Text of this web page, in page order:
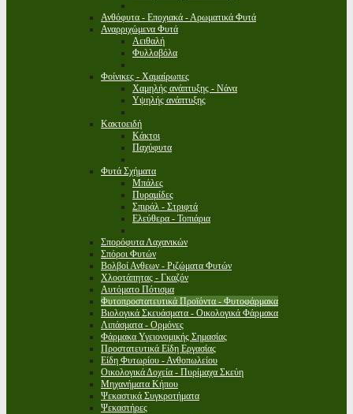
Ανθόφυτα - Εποχιακά - Αρωματικά Φυτά
Αναρριχώμενα Φυτά
Αειθαλή
Φυλλοβόλα
Φοίνικες - Χαμαίρωπες
Χαμηλής ανάπτυξης - Νάνα
Υψηλής ανάπτυξης
Κακτοειδή
Κάκτοι
Παχύφυτα
Φυτά Σχήματα
Μπάλες
Πυραμίδες
Σπιράλ - Στριφτά
Ελεύθερα - Τοπιάρια
Σπορόφυτα Λαχανικών
Σπόροι Φυτών
Βολβοί Ανθεων - Ριζώματα Φυτών
Χλοοτάπητας - Γκαζόν
Αυτόματο Πότισμα
Φυτοπροστατευτικά Προϊόντα - Φυτοφάρμακα
Βιολογικά Σκευάσματα - Οικολογικά Φάρμακα
Λιπάσματα - Ορμόνες
Φάρμακα Υγειονομικής Σημασίας
Προστατευτικά Είδη Εργασίας
Είδη Φυτωρίου - Ανθοπωλείου
Οικολογικά Δοχεία - Πυρίμαχα Σκεύη
Μηχανήματα Κήπου
Ψεκαστικά Συγκροτήματα
Ψεκαστήρες